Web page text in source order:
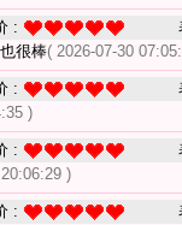
:
很棒( 2026-07-30
:
)
:
)
: